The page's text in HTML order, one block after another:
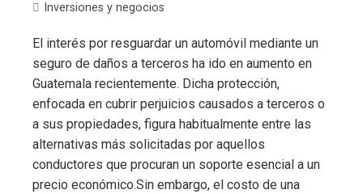
Inversiones y negocios
El interés por resguardar un automóvil mediante un
seguro de daños a terceros ha ido en aumento en
Guatemala recientemente. Dicha protección,
enfocada en cubrir perjuicios causados a terceros o
a sus propiedades, figura habitualmente entre las
alternativas más solicitadas por aquellos
conductores que procuran un soporte esencial a un
precio económico.Sin embargo, el costo de una